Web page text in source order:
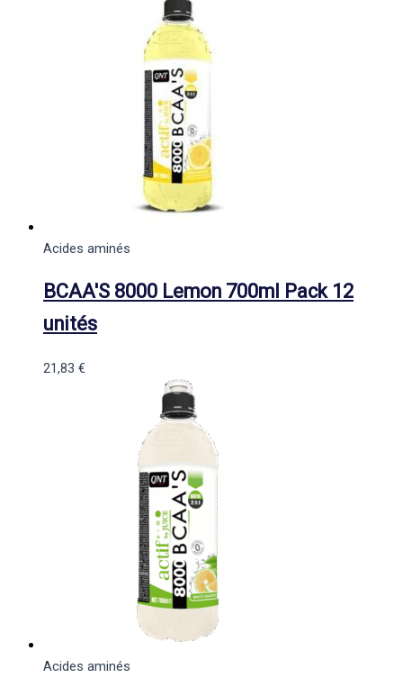
Acides aminés
BCAA'S 8000 Lemon 700ml Pack 12
unités
21,83 €
Acides aminés